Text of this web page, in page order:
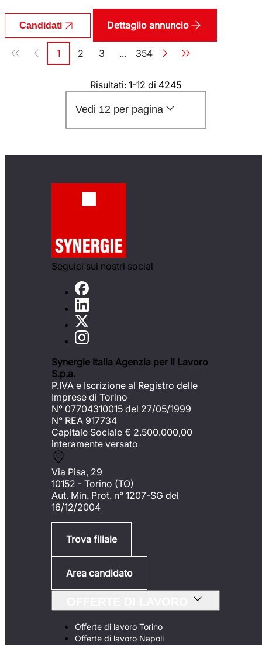
Candidati Dettaglio annuncio
Paginazione
Pagina
1 Pagina
2 Pagina
3 ... Pagina
354
Risultati: 1-12 di 4245
Vedi 12 per pagina
Seguici sui nostri social
Synergie Italia Agenzia per il Lavoro
S.p.a.
P.IVA e Iscrizione al Registro delle
Imprese di Torino
N° 07704310015 del 27/05/1999
N° REA 917734
Capitale Sociale € 2.500.000,00
interamente versato
Via Pisa, 29
10152 - Torino (TO)
Aut. Min. Prot. n° 1207-SG del
16/12/2004
Trova filiale
Area candidato
Offerte di lavoro Torino
Offerte di lavoro Napoli